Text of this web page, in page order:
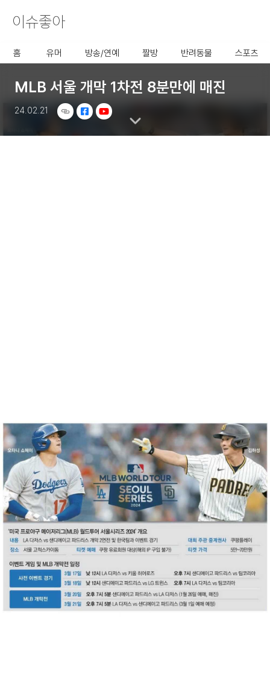
사용할 공유 링크를 선택 해 주
이슈좋아
홈 유머 방송/연예 짤방 반려동물 스포츠
MLB 서울 개막 1차전 8분만에 매진
24.02.21